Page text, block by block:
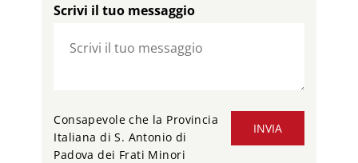
Scrivi il tuo messaggio
INVIA
Consapevole che la Provincia
Italiana di S. Antonio di
Padova dei Frati Minori